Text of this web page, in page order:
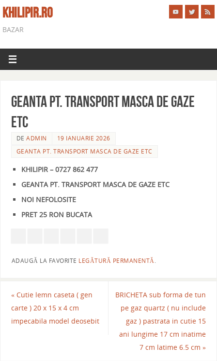
KHILIPIR.RO
BAZAR
GEANTA PT. TRANSPORT MASCA DE GAZE
ETC
DEADMIN
19 IANUARIE 2026
GEANTA PT. TRANSPORT MASCA DE GAZE ETC
KHILIPIR – 0727 862 477
GEANTA PT. TRANSPORT MASCA DE GAZE ETC
NOI NEFOLOSITE
PRET 25 RON BUCATA
ADAUGĂ LA FAVORITE LEGĂTURĂ PERMANENTĂ.
«Cutie lemn caseta ( gen
carte ) 20 x 15 x 4 cm
impecabila model deosebit
BRICHETA sub forma de tun
pe gaz quartz ( nu include
gaz ) pastrata in cutie 15
ani lungime 17 cm inatime
7 cm latime 6.5 cm»